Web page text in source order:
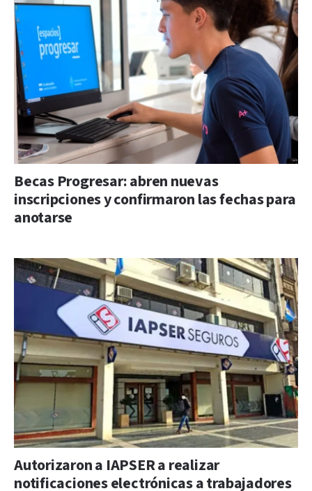
Becas Progresar: abren nuevas
inscripciones y confirmaron las fechas para
anotarse
Autorizaron a IAPSER a realizar
notificaciones electrónicas a trabajadores